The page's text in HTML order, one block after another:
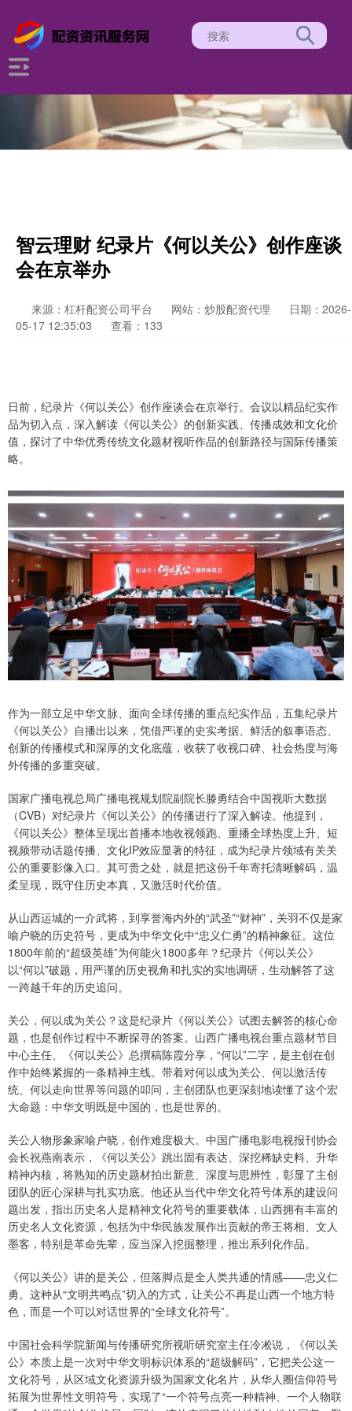
智云理财 纪录片《何以关公》创作座谈
会在京举办
来源：杠杆配资公司平台 网站：炒股配资代理
日期：2026-
05-17 12:35:03
查看：133
日前，纪录片《何以关公》创作座谈会在京举行。会议以精品纪实作
品为切入点，深入解读《何以关公》的创新实践、传播成效和文化价
值，探讨了中华优秀传统文化题材视听作品的创新路径与国际传播策
略。
作为一部立足中华文脉、面向全球传播的重点纪实作品，五集纪录片
《何以关公》自播出以来，凭借严谨的史实考据、鲜活的叙事语态、
创新的传播模式和深厚的文化底蕴，收获了收视口碑、社会热度与海
外传播的多重突破。
国家广播电视总局广播电视规划院副院长滕勇结合中国视听大数据
（CVB）对纪录片《何以关公》的传播进行了深入解读。他提到，
《何以关公》整体呈现出首播本地收视领跑、重播全球热度上升、短
视频带动话题传播、文化IP效应显著的特征，成为纪录片领域有关关
公的重要影像入口。其可贵之处，就是把这份千年寄托清晰解码，温
柔呈现，既守住历史本真，又激活时代价值。
从山西运城的一介武将，到享誉海内外的“武圣”“财神”，关羽不仅是家
喻户晓的历史符号，更成为中华文化中“忠义仁勇”的精神象征。这位
1800年前的“超级英雄”为何能火1800多年？纪录片《何以关公》
以“何以”破题，用严谨的历史视角和扎实的实地调研，生动解答了这
一跨越千年的历史追问。
关公，何以成为关公？这是纪录片《何以关公》试图去解答的核心命
题，也是创作过程中不断探寻的答案。山西广播电视台重点题材节目
中心主任、《何以关公》总撰稿陈霞分享，“何以”二字，是主创在创
作中始终紧握的一条精神主线。带着对何以成为关公、何以激活传
统、何以走向世界等问题的叩问，主创团队也更深刻地读懂了这个宏
大命题：中华文明既是中国的，也是世界的。
关公人物形象家喻户晓，创作难度极大。中国广播电影电视报刊协会
会长祝燕南表示，《何以关公》跳出固有表达、深挖稀缺史料、升华
精神内核，将熟知的历史题材拍出新意、深度与思辨性，彰显了主创
团队的匠心深耕与扎实功底。他还从当代中华文化符号体系的建设问
题出发，指出历史名人是精神文化符号的重要载体，山西拥有丰富的
历史名人文化资源，包括为中华民族发展作出贡献的帝王将相、文人
墨客，特别是革命先辈，应当深入挖掘整理，推出系列化作品。
《何以关公》讲的是关公，但落脚点是全人类共通的情感——忠义仁
勇。这种从“文明共鸣点”切入的方式，让关公不再是山西一个地方特
色，而是一个可以对话世界的“全球文化符号”。
中国社会科学院新闻与传播研究所视听研究室主任冷凇说，《何以关
公》本质上是一次对中华文明标识体系的“超级解码”，它把关公这一
文化符号，从区域文化资源升级为国家文化名片，从华人圈信仰符号
拓展为世界性文明符号，实现了“一个符号点亮一种精神、一个人物联